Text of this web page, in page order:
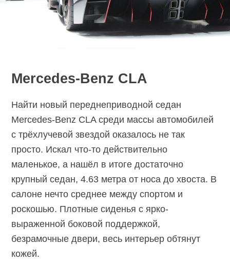
Mercedes-Benz CLA
Найти новый переднеприводной седан
Mercedes-Benz CLA среди массы автомобилей
с трёхлучевой звездой оказалось не так
просто. Искал что-то действительно
маленькое, а нашёл в итоге достаточно
крупный седан, 4.63 метра от носа до хвоста. В
салоне нечто среднее между спортом и
роскошью. Плотные сиденья с ярко-
выраженной боковой поддержкой,
безрамочные двери, весь интерьер обтянут
кожей.